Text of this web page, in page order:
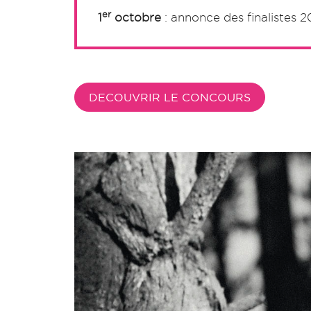
1eroctobre : annonce des finalistes
DECOUVRIR LE CONCOURS